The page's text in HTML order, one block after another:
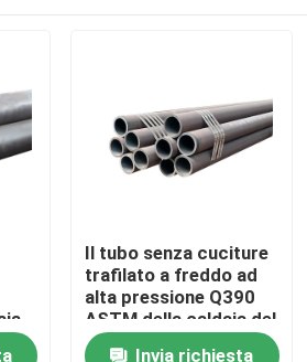
Il tubo senza cuciture
trafilato a freddo ad
alta pressione Q390
ASTM della caldaia del
acciaio al carbonio
Invia richiesta